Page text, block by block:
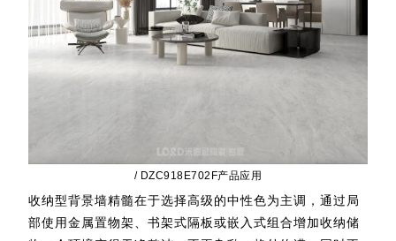
/ DZC918E702F产品应用
收纳型背景墙精髓在于选择高级的中性色为主调，通过局
部使用金属置物架、书架式隔板或嵌入式组合增加收纳储